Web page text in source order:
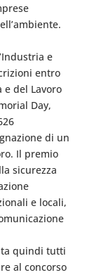
e
entro
del Lavoro
Day,
di un
Il premio
sicurezza
e locali,
quindi tutti
al concorso